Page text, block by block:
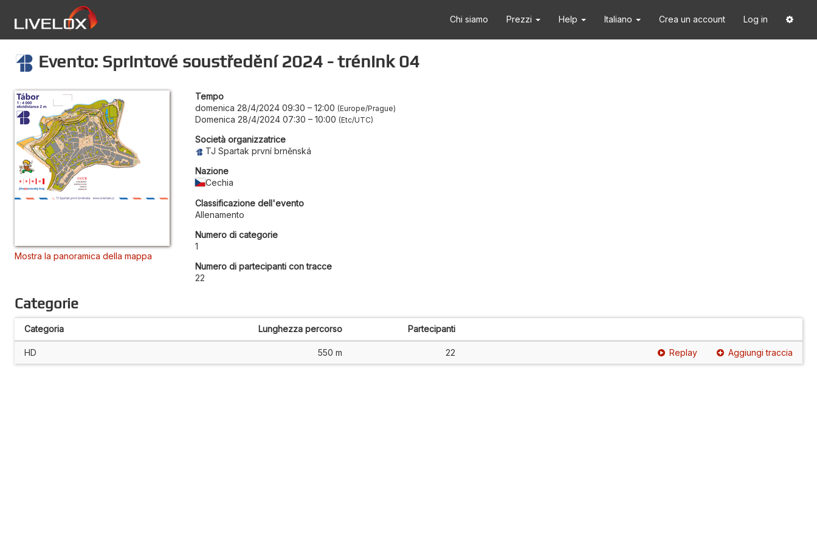
Chi siamo Prezzi Help Italiano Crea un account Log in
Evento: Sprintové soustředění 2024 - trénink 04
Mostra la panoramica della mappa
Tempo
domenica 28/4/2024 09:30 – 12:00 Europe/Prague
Domenica 28/4/2024 07:30 – 10:00 Etc/UTC
Società organizzatrice
TJ Spartak první brněnská
Nazione
Cechia
Classificazione dell'evento
Allenamento
Numero di categorie
1
Numero di partecipanti con tracce
22
Categorie
Categoria Lunghezza percorso Partecipanti
HD 550 m 22 Replay Aggiungi traccia